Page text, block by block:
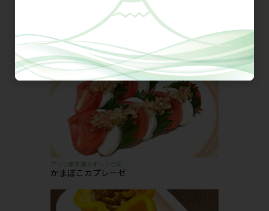
プリン体を減らすレシピ③
ピリリなツナマヨ
プリン体を減らすレシピ④
かまぼこカプレーゼ